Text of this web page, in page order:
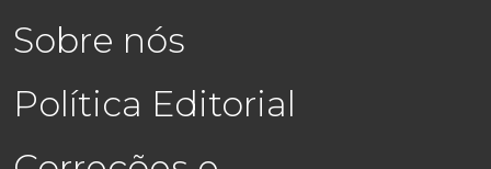
Sobre nós
Política Editorial